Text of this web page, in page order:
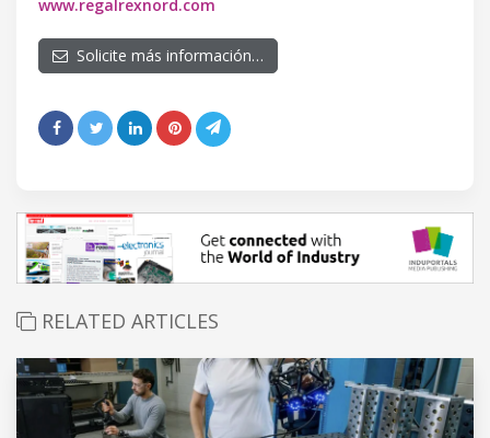
www.regalrexnord.com
Solicite más información…
RELATED ARTICLES